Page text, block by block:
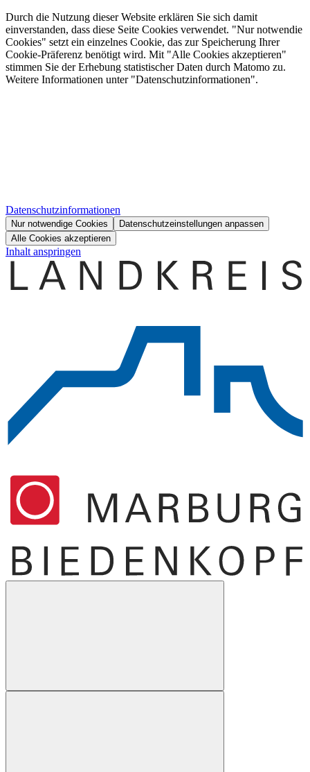
Durch die Nutzung dieser Website erklären Sie sich damit
einverstanden, dass diese Seite Cookies verwendet. "Nur notwendie
Cookies" setzt ein einzelnes Cookie, das zur Speicherung Ihrer
Cookie-Präferenz benötigt wird. Mit "Alle Cookies akzeptieren"
stimmen Sie der Erhebung statistischer Daten durch Matomo zu.
Weitere Informationen unter "Datenschutzinformationen".
Datenschutzinformationen
Nur notwendige Cookies
Datenschutzeinstellungen anpassen
Alle Cookies akzeptieren
Inhalt anspringen